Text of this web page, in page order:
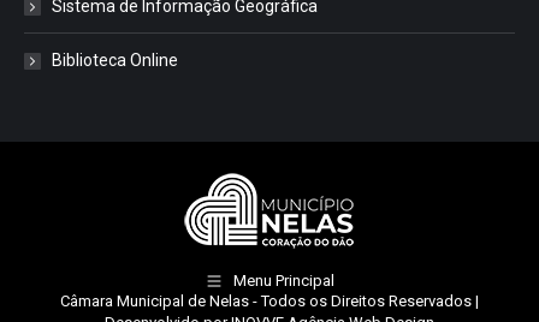
Sistema de Informação Geográfica
Biblioteca Online
Menu Principal
Câmara Municipal de Nelas - Todos os Direitos Reservados |